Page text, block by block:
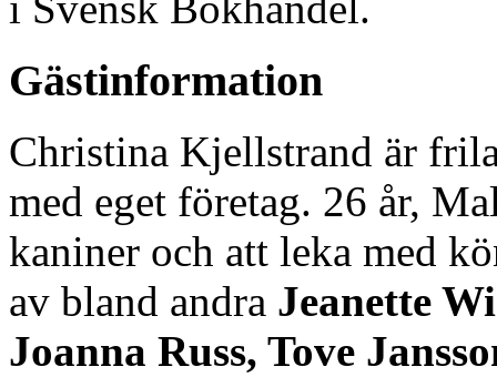
Gästinformation
Christina Kjellstrand är
med eget företag. 26 år,
kaniner och att leka med
av bland andra Jeanette
Joanna Russ, Tove